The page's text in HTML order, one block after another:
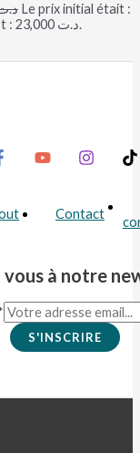
Le prix initial était :
Le prix actuel est : د.ت 23,000.
Contact
vous à notre
S'INSCRIRE